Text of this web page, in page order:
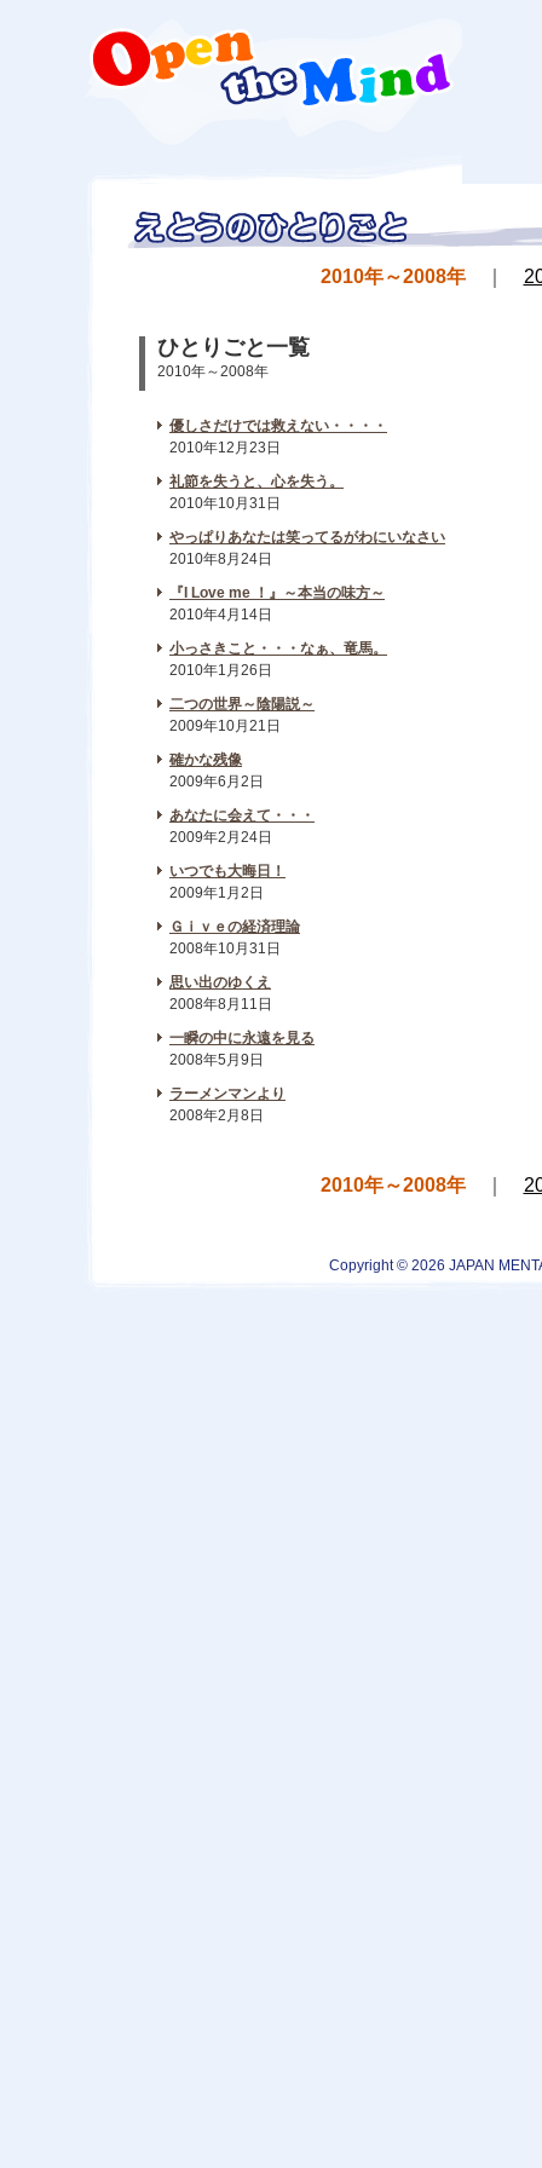
2010年～2008年｜
ひとりごと一覧
2010年～2008年
優しさだけでは救えない・・・・
2010年12月23日
礼節を失うと、心を失う。
2010年10月31日
やっぱりあなたは笑ってるがわにいなさい
2010年8月24日
『I Love me ！』～本当の味方～
2010年4月14日
小っさきこと・・・なぁ、竜馬。
2010年1月26日
二つの世界～陰陽説～
2009年10月21日
確かな残像
2009年6月2日
あなたに会えて・・・
2009年2月24日
いつでも大晦日！
2009年1月2日
Ｇｉｖｅの経済理論
2008年10月31日
思い出のゆくえ
2008年8月11日
一瞬の中に永遠を見る
2008年5月9日
ラーメンマンより
2008年2月8日
2010年～2008年｜
Copyright © 2026 JAPAN